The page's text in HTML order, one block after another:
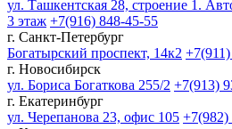
ул. Ташкентская 28, строение 1.
3 этаж +7(916) 848-45-55
г. Санкт-Петербург
Богатырский проспект, 14к2
г. Новосибирск
ул. Бориса Богаткова 255/2 +7(913)
г. Екатеринбург
ул. Черепанова 23, офис 105 +7(982)